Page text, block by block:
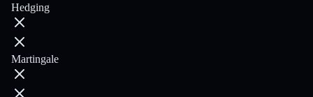
Hedging
Martingale